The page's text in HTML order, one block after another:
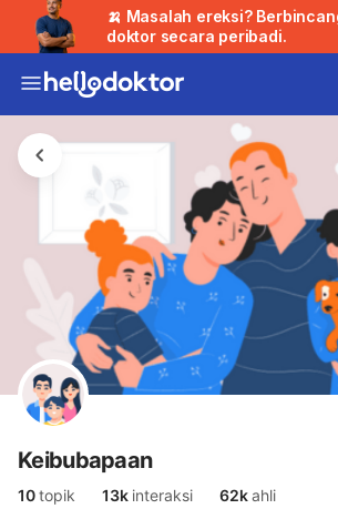
🍌 Masalah ereksi?
doktor secara peribadi.
Keibubapaan
10topik 13k interaksi 62kahli